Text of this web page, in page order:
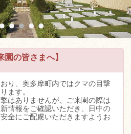
園の皆さまへ】
り、奥多摩町内ではクマの目撃
ます。
はありませんが、ご来園の際は
情報をご確認いただき、日中の
全にご配慮いただきますようお